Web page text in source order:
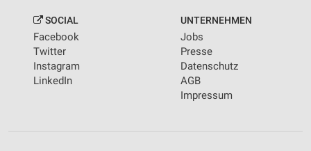
SOCIAL
Facebook
Twitter
Instagram
LinkedIn
UNTERNEHMEN
Jobs
Presse
Datenschutz
AGB
Impressum